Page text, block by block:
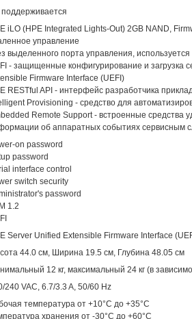
iLO (HPE Integrated Lights-Out) 2GB NAND,
управление
выделенного порта управления,
- защищенные конфигурирование и загрузка
Firmware Interface (UEFI)
RESTful API - интерфейс разработчика
Provisioning - средство для
Remote Support - встроенные
об аппаратных событиях сервисным
on password
password
interface control
switch security
password
1.2
Server Unified Extensible Firmware Interface
44.0 см, Ширина 19.5 см, Глубина 48.05 см
12 кг, максимальный 24 кг (в
240 VAC, 6.7/3.3 A, 50/60 Hz
температура от +10°C до +35°C
хранения от -30°C до +60°C